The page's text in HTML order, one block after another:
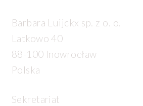
Barbara Luijckx sp. z o. o.
Latkowo 40
88-100 Inowrocław
Polska
Sekretariat